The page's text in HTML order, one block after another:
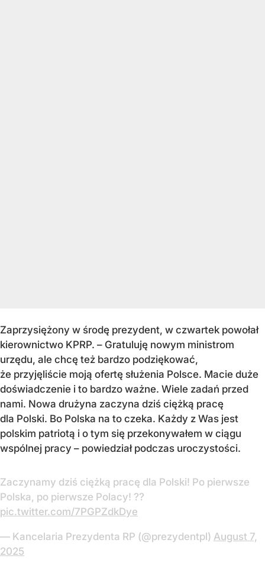
Zaprzysiężony w środę prezydent, w czwartek powołał
kierownictwo KPRP. – Gratuluję nowym ministrom
urzędu, ale chcę też bardzo podziękować,
że przyjęliście moją ofertę służenia Polsce. Macie duże
doświadczenie i to bardzo ważne. Wiele zadań przed
nami. Nowa drużyna zaczyna dziś ciężką pracę
dla Polski. Bo Polska na to czeka. Każdy z Was jest
polskim patriotą i o tym się przekonywałem w ciągu
wspólnej pracy – powiedział podczas uroczystości.
Zaczynamy dziś ciężką pracę dla Polski! Po pierwsze
Polska, po pierwsze Polacy! ??
pic.twitter.com/7PGPZdkDye
— Kancelaria Prezydenta RP (@prezydentpl) August 7,
2025